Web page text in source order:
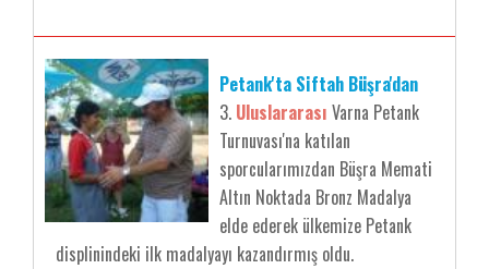
Petank'ta Siftah Büşra'dan
3. Uluslararası Varna Petank
Turnuvası'na katılan
sporcularımızdan Büşra Memati
Altın Noktada Bronz Madalya
elde ederek ülkemize Petank
displinindeki ilk madalyayı kazandırmış oldu.